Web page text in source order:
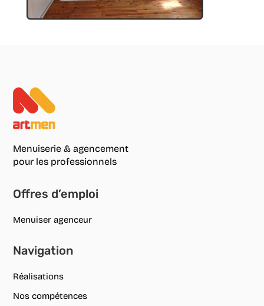
Menuiserie & agencement
pour les professionnels
Offres d’emploi
Menuiser agenceur
Navigation
Réalisations
Nos compétences